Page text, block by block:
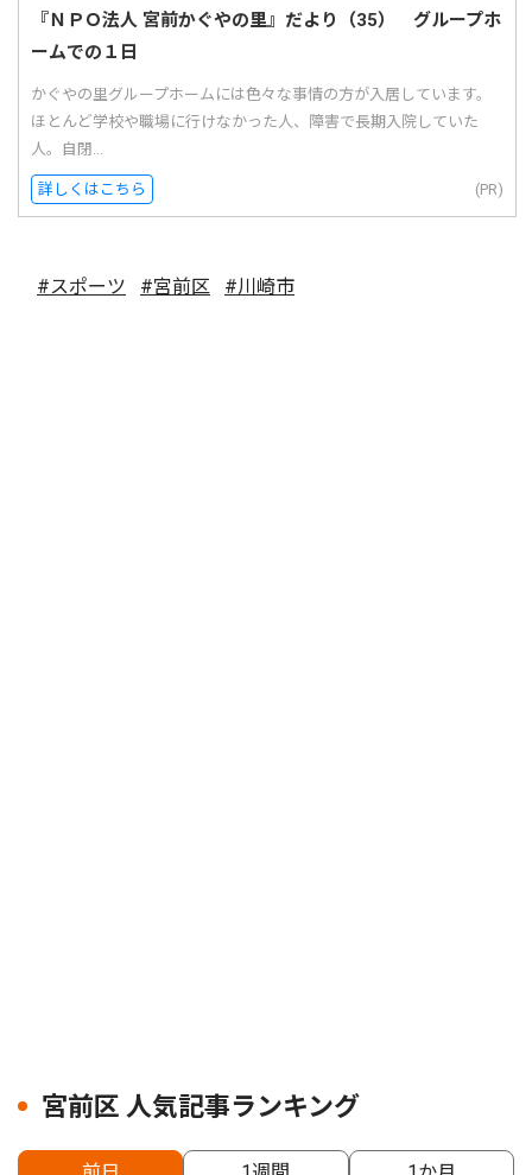
『ＮＰＯ法人 宮前かぐやの里』だより（35） グループホ
ームでの１日
かぐやの里グループホームには色々な事情の方が入居しています。
ほとんど学校や職場に行けなかった人、障害で長期入院していた
人。自閉...
詳しくはこちら (PR)
#スポーツ #宮前区 #川崎市
宮前区 人気記事ランキング